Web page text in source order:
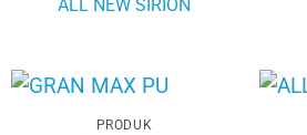
ALL NEW SIRION
PRODUK